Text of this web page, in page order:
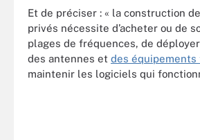
Et de préciser : « la construction
privés nécessite d’acheter ou de
plages de fréquences, de
des antennes et des équipements
maintenir les logiciels qui